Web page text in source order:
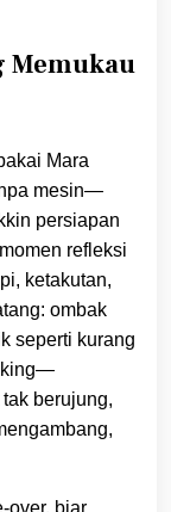
Memukau
Mara
mesin—
persiapan
refleksi
ketakutan,
ombak
seperti kurang
berujung,
over, biar